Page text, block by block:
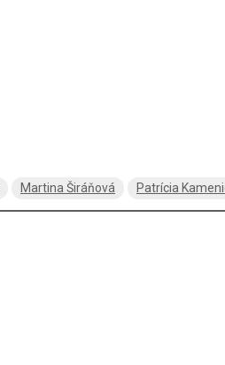
Martina Širáňová Patrícia